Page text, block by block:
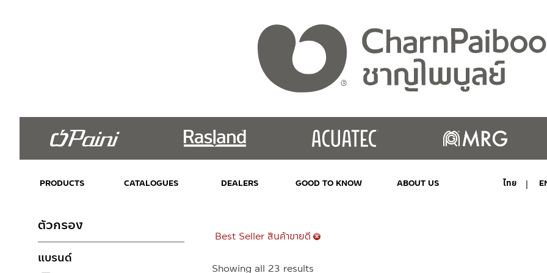
PRODUCTS CATALOGUES DEALERS GOOD TO KNOW ABOUT US ไทย
Best Seller สินค้าขายดี
Showing all 23 results
ตัวกรอง
แบรนด์